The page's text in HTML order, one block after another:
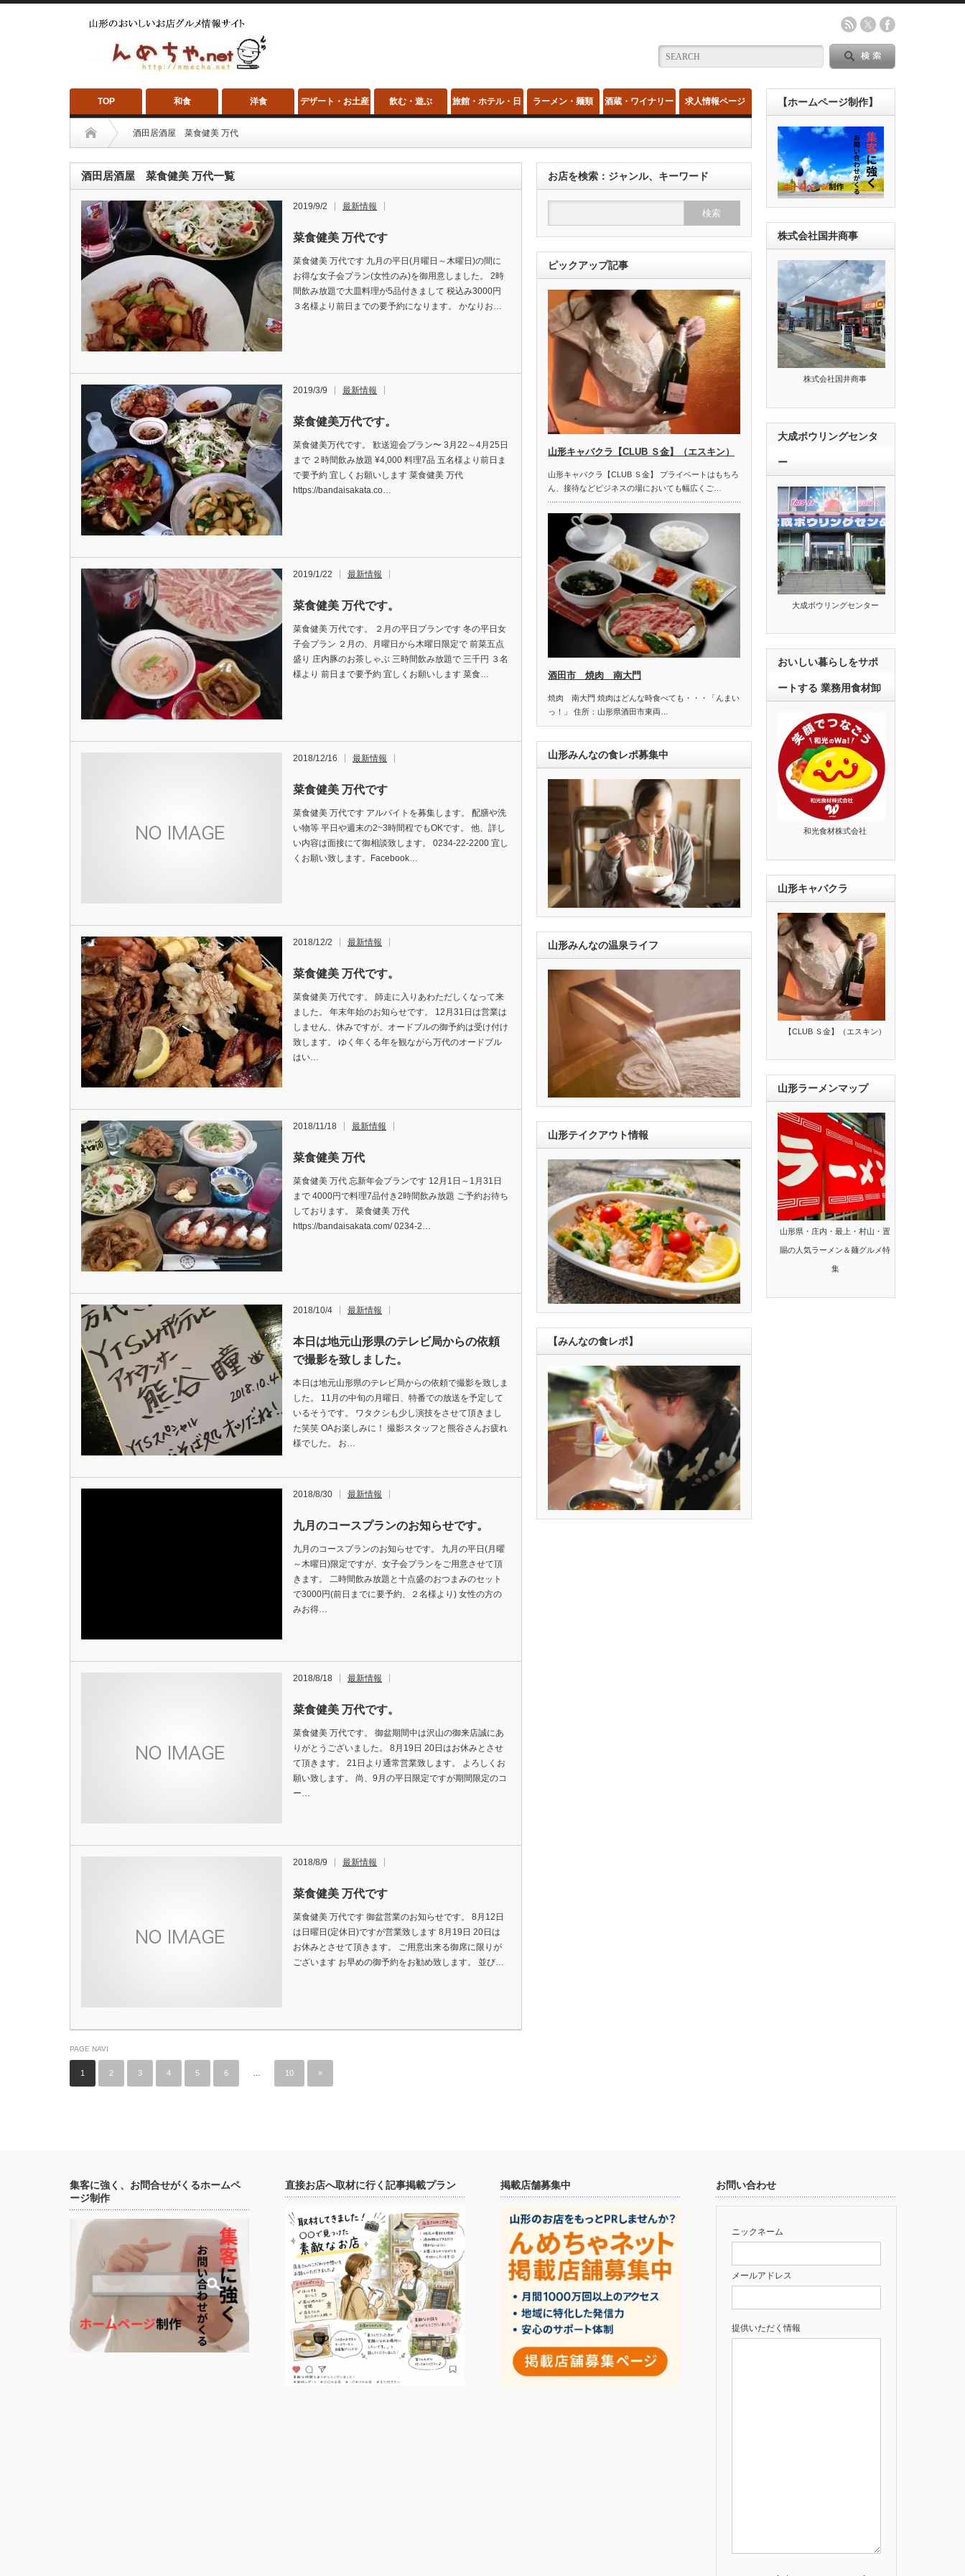
TOP 和食 洋食 デザート・お土産 飲む・遊ぶ 旅館・ホテル・日 ラーメン・麺類 酒蔵・ワイナリー 求人情報ページ
酒田居酒屋 菜食健美 万代
酒田居酒屋 菜食健美 万代一覧
2019/9/2 最新情報
菜食健美 万代です
菜食健美 万代です 九月の平日(月曜日～木曜日)の間に
お得な女子会プラン(女性のみ)を御用意しました。 2時
間飲み放題で大皿料理が5品付きまして 税込み3000円
３名様より前日までの要予約になります。 かなりお…
2019/3/9 最新情報
菜食健美万代です。
菜食健美万代です。 歓送迎会プラン〜 3月22～4月25日
まで ２時間飲み放題 ¥4,000 料理7品 五名様より前日ま
で要予約 宜しくお願いします 菜食健美 万代
https://bandaisakata.co…
2019/1/22 最新情報
菜食健美 万代です。
菜食健美 万代です。 ２月の平日プランです 冬の平日女
子会プラン ２月の、月曜日から木曜日限定で 前菜五点
盛り 庄内豚のお茶しゃぶ 三時間飲み放題で 三千円 ３名
様より 前日まで要予約 宜しくお願いします 菜食…
2018/12/16 最新情報
菜食健美 万代です
菜食健美 万代です アルバイトを募集します。 配膳や洗
い物等 平日や週末の2~3時間程でもOKです。 他、詳し
い内容は面接にて御相談致します。 0234-22-2200 宜し
くお願い致します。Facebook…
2018/12/2 最新情報
菜食健美 万代です。
菜食健美 万代です。 師走に入りあわただしくなって来
ました。 年末年始のお知らせです。 12月31日は営業は
しません、休みですが、オードブルの御予約は受け付け
致します。 ゆく年くる年を観ながら万代のオードブル
はい…
2018/11/18 最新情報
菜食健美 万代
菜食健美 万代 忘新年会プランです 12月1日～1月31日
まで 4000円で料理7品付き2時間飲み放題 ご予約お待ち
しております。 菜食健美 万代
https://bandaisakata.com/ 0234-2…
2018/10/4 最新情報
本日は地元山形県のテレビ局からの依頼
で撮影を致しました。
本日は地元山形県のテレビ局からの依頼で撮影を致しま
した。 11月の中旬の月曜日、特番での放送を予定して
いるそうです。 ワタクシも少し演技をさせて頂きまし
た笑笑 OAお楽しみに！ 撮影スタッフと熊谷さんお疲れ
様でした。 お…
2018/8/30 最新情報
九月のコースプランのお知らせです。
九月のコースプランのお知らせです。 九月の平日(月曜
～木曜日)限定ですが、女子会プランをご用意させて頂
きます。 二時間飲み放題と十点盛のおつまみのセット
で3000円(前日までに要予約、２名様より) 女性の方の
みお得…
2018/8/18 最新情報
菜食健美 万代です。
菜食健美 万代です。 御盆期間中は沢山の御来店誠にあ
りがとうございました。 8月19日 20日はお休みとさせ
て頂きます。 21日より通常営業致します。 よろしくお
願い致します。 尚、9月の平日限定ですが期間限定のコ
ー…
2018/8/9 最新情報
菜食健美 万代です
菜食健美 万代です 御盆営業のお知らせです。 8月12日
は日曜日(定休日)ですが営業致します 8月19日 20日は
お休みとさせて頂きます。 ご用意出来る御席に限りが
ございます お早めの御予約をお勧め致します。 並び…
PAGE NAVI
1 2 3 4 5 6 10 »
お店を検索：ジャンル、キーワード
ピックアップ記事
山形キャバクラ【CLUB Ｓ金】（エスキン）
山形キャバクラ【CLUB Ｓ金】 プライベートはもちろ
ん、接待などビジネスの場においても幅広くご…
酒田市 焼肉 南大門
焼肉 南大門 焼肉はどんな時食べても・・・「んまい
っ！」 住所：山形県酒田市東両…
山形みんなの食レポ募集中
山形みんなの温泉ライフ
山形テイクアウト情報
【みんなの食レポ】
【ホームページ制作】
株式会社国井商事
株式会社国井商事
大成ボウリングセンタ
ー
大成ボウリングセンター
おいしい暮らしをサポ
ートする 業務用食材卸
和光食材株式会社
山形キャバクラ
【CLUB Ｓ金】（エスキン）
山形ラーメンマップ
山形県・庄内・最上・村山・置
賜の人気ラーメン＆麺グルメ特
集
集客に強く、お問合せがくるホームペ
ージ制作
直接お店へ取材に行く記事掲載プラン 掲載店舗募集中 お問い合わせ
ニックネーム
メールアドレス
提供いただく情報